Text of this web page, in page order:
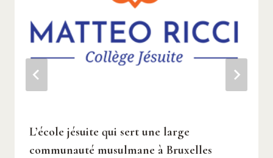
L’école jésuite qui sert une large
communauté musulmane à Bruxelles